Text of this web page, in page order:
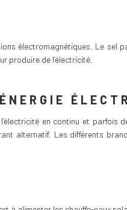
électromagnétiques. Le sel
produire de l’électricité.
en continu et parfois
alternatif. Les différents